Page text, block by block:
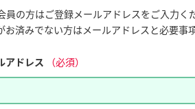
員の方はご登録メールアドレスをご入力く
お済みでない方はメールアドレスと必要事
アドレス （必須）